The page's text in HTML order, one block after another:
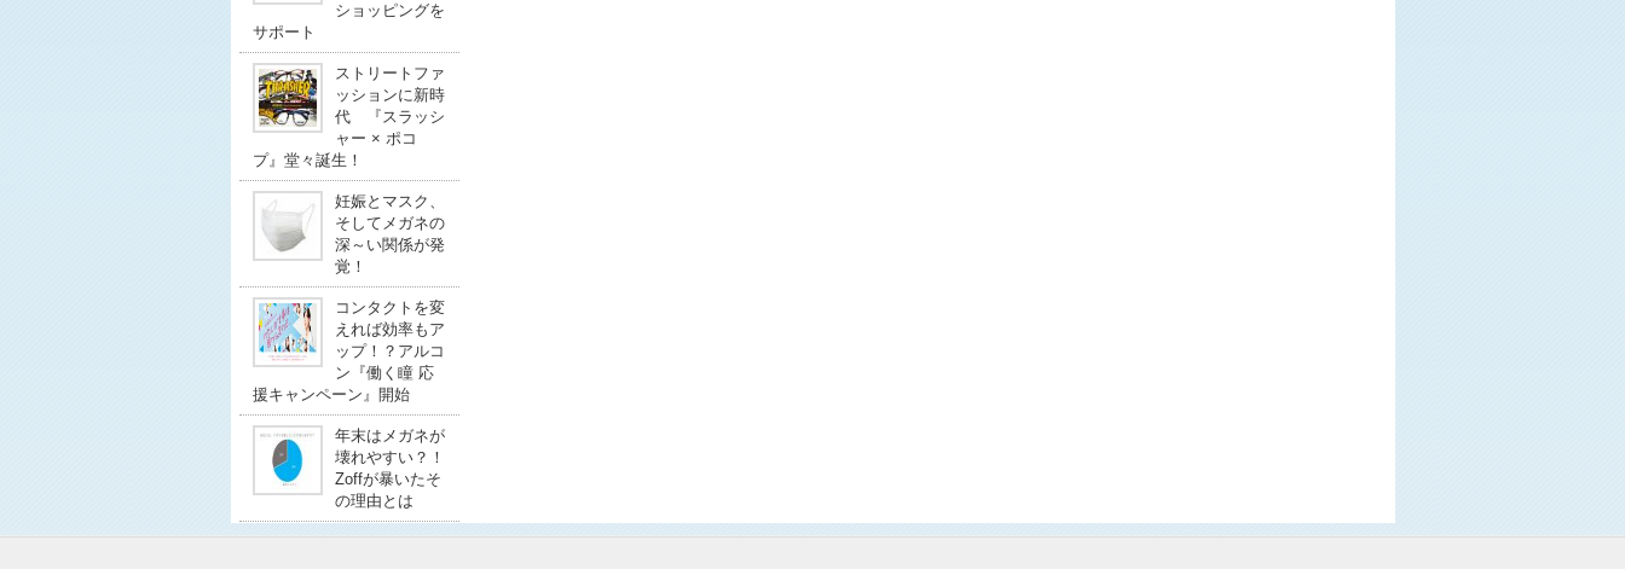
ショッピングを
サポート
ストリートファ
ッションに新時
代 『スラッシ
ャー × ポコ
プ』堂々誕生！
妊娠とマスク、
そしてメガネの
深～い関係が発
覚！
コンタクトを変
えれば効率もア
ップ！？アルコ
ン『働く瞳 応
援キャンペーン』開始
年末はメガネが
壊れやすい？！
Zoffが暴いたそ
の理由とは